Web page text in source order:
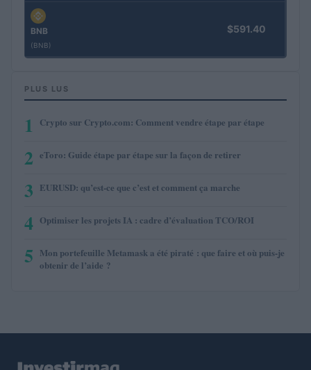
BNB
(BNB)
$591.40
PLUS LUS
1 Crypto sur Crypto.com: Comment vendre étape par étape
2 eToro: Guide étape par étape sur la façon de retirer
3 EURUSD: qu’est-ce que c’est et comment ça marche
4 Optimiser les projets IA : cadre d’évaluation TCO/ROI
5 Mon portefeuille Metamask a été piraté : que faire et où puis-je
obtenir de l’aide ?